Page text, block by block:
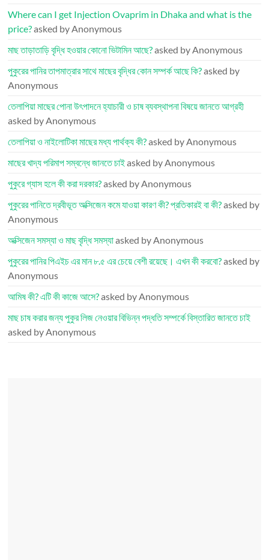
Where can I get Injection Ovaprim in Dhaka and what is the
price?asked by Anonymous
মাছ তাড়াতাড়ি বৃদ্ধি হওয়ার কোনো ভিটামিন আছে?asked by Anonymous
পুকুরের পানির তাপমাত্রার সাথে মাছের বৃদ্ধির কোন সম্পর্ক আছে কি?asked by
Anonymous
তেলাপিয়া মাছের পোনা উৎপাদনে হ্যাচারী ও চাষ ব্যবস্থাপনা বিষয়ে জানতে আগ্রহী
asked by Anonymous
তেলাপিয়া ও নাইলোটিকা মাছের মধ্য পার্থক্য কী?asked by Anonymous
মাছের খাদ্য পরিমাপ সম্বন্ধে জানতে চাইasked by Anonymous
পুকুরে গ্যাস হলে কী করা দরকার?asked by Anonymous
পুকুরের পানিতে দ্রবীভূত অক্সিজেন কমে যাওয়া কারণ কী? প্রতিকারই বা কী?asked by
Anonymous
অক্সিজেন সমস্যা ও মাছ বৃদ্ধি সমস্যাasked by Anonymous
পুকুরের পানির পিএইচ এর মান ৮.৫ এর চেয়ে বেশী রয়েছে। এখন কী করবো?asked by
Anonymous
আমিষ কী? এটি কী কাজে আসে?asked by Anonymous
মাছ চাষ করার জন্য পুকুর লিজ নেওয়ার বিভিন্ন পদ্ধতি সম্পর্কে বিস্তারিত জানতে চাই
asked by Anonymous